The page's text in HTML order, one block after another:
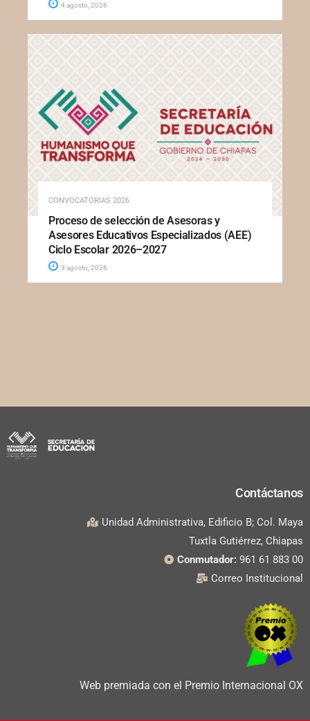
4 agosto, 2026
CONVOCATORIAS 2026
Proceso de selección de Asesoras y
Asesores Educativos Especializados (AEE)
Ciclo Escolar 2026–2027
3 agosto, 2026
Contáctanos
Unidad Administrativa, Edificio B; Col. Maya
Tuxtla Gutiérrez, Chiapas
Conmutador: 961 61 883 00
Correo Institucional
Web premiada con el Premio Internacional OX